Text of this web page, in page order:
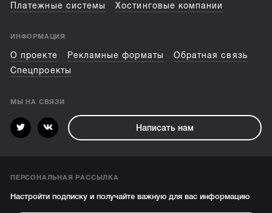
Платежные системы
Хостинговые компании
ИНФОРМАЦИЯ
О проекте Рекламные форматы
Обратная связь
Спецпроекты
МЫ НА СВЯЗИ
Написать нам
ПЕРСОНАЛЬНАЯ РАССЫЛКА
Настройти подписку и получайте важную для вас информацию